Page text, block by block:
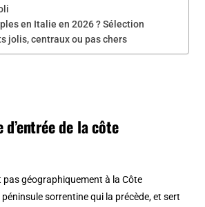
en Italie en 2026 ? Sélection
jolis, centraux ou pas chers
de la côte
pas géographiquement à la Côte
sorrentine qui la précède, et sert